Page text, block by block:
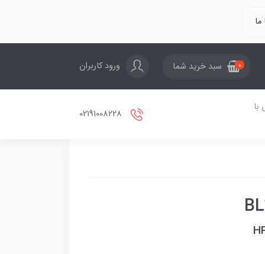
0 سبد خرید شما ورود کاربران